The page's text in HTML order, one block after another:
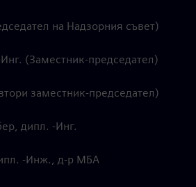
на Надзорния съвет)
(Заместник-председател)
заместник-председател)
дипл. -Инг.
-Инж., д-р МБА